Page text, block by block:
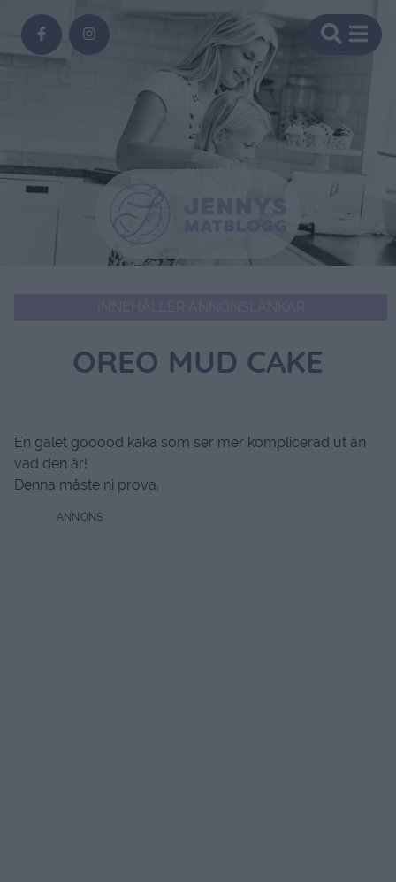
OREO MUD CAKE
En galet gooood kaka som ser mer komplicerad ut än
vad den är!
Denna måste ni prova.